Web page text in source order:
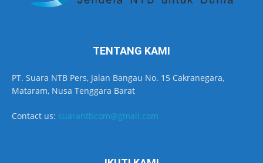
TENTANG KAMI
PT. Suara NTB Pers, Jalan Bangau No. 15 Cakranegara,
Mataram, Nusa Tenggara Barat
Contact us: suarantbcom@gmail.com